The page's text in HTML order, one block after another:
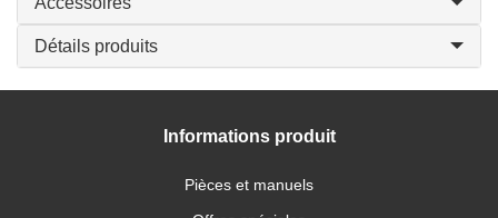
Détails produits
Informations produit
Pièces et manuels